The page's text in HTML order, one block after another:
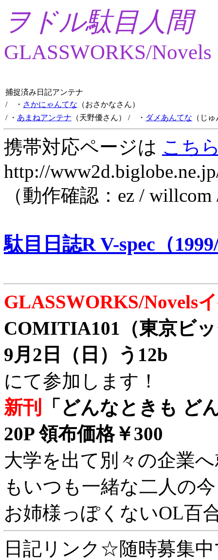
ヲドル駄目人間
GLASSWORKS/Novels
捕捉済み日記アンテナ
/ ・ さかにゃんてな （おさかなさん）
/ ・ あまねアンテナ （天野優さん） / ・ ダメあんてな （じ
携帯対応ページは こち
http://
（動作確認：ez /
駄目日誌R V-spec（
GLASSWORKS/Novels
COMITIA101（東京ビ
9月2日（日）う12b
にて参加します！
新刊
「どんなときも ど
20P 領布価格￥300
大学を出て別々の企業
もいつも一緒な二人の
お姉様っぽくないOL百
日記リンク☆随時募集